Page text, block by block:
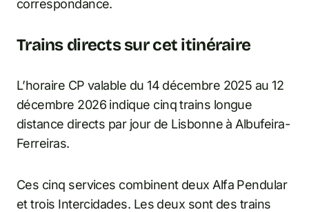
correspondance.
Trains directs sur cet itinéraire
L’horaire CP valable du 14 décembre 2025 au 12
décembre 2026 indique cinq trains longue
distance directs par jour de Lisbonne à Albufeira-
Ferreiras.
Ces cinq services combinent deux Alfa Pendular
et trois Intercidades. Les deux sont des trains